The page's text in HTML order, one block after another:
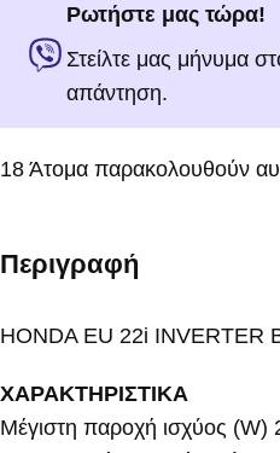
Ρωτήστε μας τώρα!
Στείλτε μας μήνυμα
απάντηση.
18 Άτομα παρακολουθούν
Περιγραφή
HONDA EU 22i
ΧΑΡΑΚΤΗΡΙΣΤΙΚΑ
Μέγιστη παροχή ισχύος (W)